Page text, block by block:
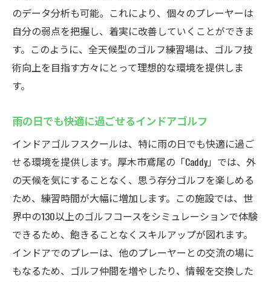
のデータ分析も可能。これにより、個々のプレーヤーは
自分の弱点を把握し、着実に改善していくことができま
す。このように、全天候型のゴルフ練習場は、ゴルフ技
術向上を目指す方々にとって理想的な環境を提供しま
す。
雨の日でも快適に過ごせるインドアゴルフ
インドアゴルフスクールは、特に雨の日でも快適に過ご
せる環境を提供します。厚木市鳶尾の「Caddy」では、外
の天候を気にすることなく、思う存分ゴルフを楽しめる
ため、練習時間が大幅に増加します。この施設では、世
界中の130以上のゴルフコースをシミュレーションで体験
できるため、飽きることなくスキルアップが図れます。
インドアでのプレーは、他のプレーヤーとの交流の場に
もなるため、ゴルフ仲間を増やしたり、情報を交換した